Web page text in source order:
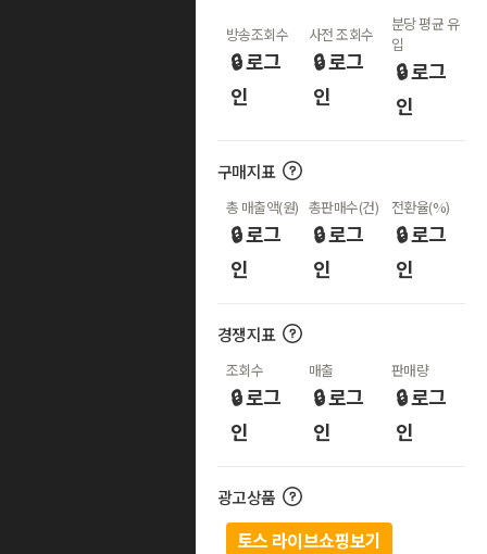
방송조회수
🔒 로그
인
사전 조회수
🔒 로그
인
분당 평균 유
입
🔒 로그
인
구매지표
총 매출액(원)
🔒 로그
인
총판매수(건)
🔒 로그
인
전환율(%)
🔒 로그
인
경쟁지표
조회수
🔒 로그
인
매출
🔒 로그
인
판매량
🔒 로그
인
광고상품
토스 라이브쇼핑보기